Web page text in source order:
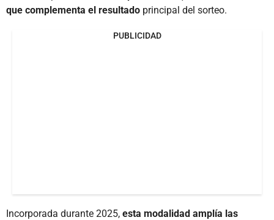
que complementa el resultado principal del sorteo.
PUBLICIDAD
Incorporada durante 2025, esta modalidad amplía las